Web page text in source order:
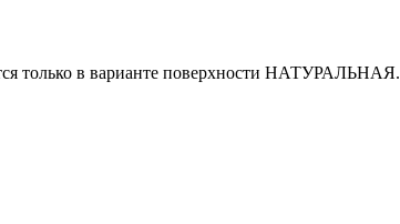
только в варианте поверхности НАТУРАЛЬНАЯ.